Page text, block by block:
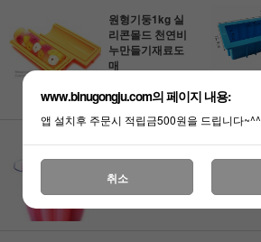
원형기둥1kg 실
리콘몰드 천연비
누만들기재료도
매
250원 적립
속비누틀(대)-나
비 실리콘몰드
12,000원
120원 적립
www.binugongju.com의 페이지 내용:
앱 설치후 주문시 적립금500원을 드립니다~^^
취소